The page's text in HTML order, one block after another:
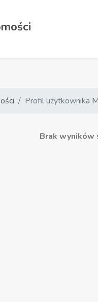
Profil użytkownika
Brak wyników